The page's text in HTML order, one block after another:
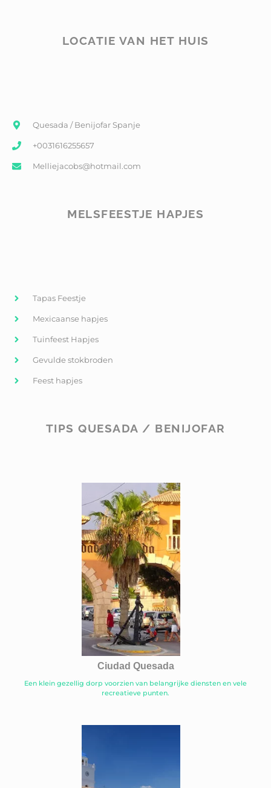
LOCATIE VAN HET HUIS
Quesada / Benijofar Spanje
+0031616255657
Melliejacobs@hotmail.com
MELSFEESTJE HAPJES
Tapas Feestje
Mexicaanse hapjes
Tuinfeest Hapjes
Gevulde stokbroden
Feest hapjes
TIPS QUESADA / BENIJOFAR
Ciudad Quesada
Een klein gezellig dorp voorzien van belangrijke diensten en vele
recreatieve punten.